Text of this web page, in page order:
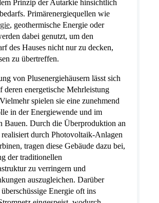
Prinzip der Autarkie hinsichtlich
Primärenergiequellen wie
, geothermische Energie oder
dabei genutzt, um den
des Hauses nicht nur zu decken,
zu übertreffen.
von Plusenergiehäusern lässt sich
deren energetische Mehrleistung
spielen sie eine zunehmend
in der Energiewende und im
Bauen. Durch die Überproduktion an
durch Photovoltaik-Anlagen
tragen diese Gebäude dazu bei,
der traditionellen
zu verringern und
auszugleichen. Darüber
Energie oft ins